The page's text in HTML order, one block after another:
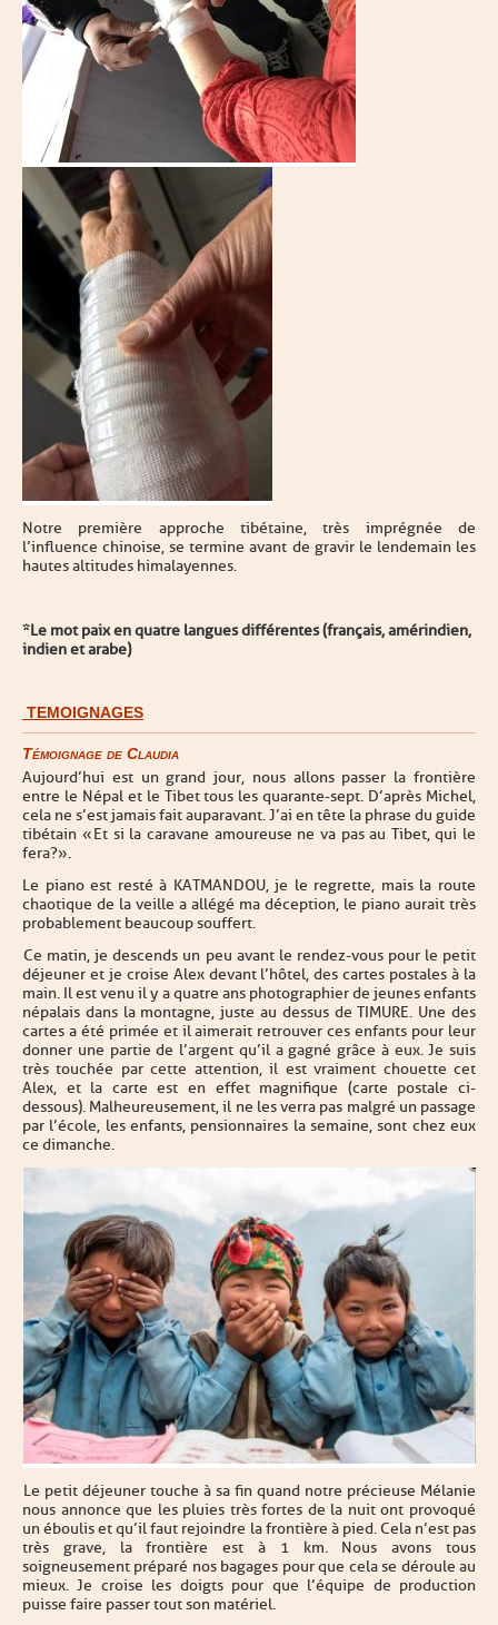
Notre première approche tibétaine, très imprégnée de
l’influence chinoise, se termine avant de gravir le lendemain les
hautes altitudes himalayennes.
*Le mot paix en quatre langues différentes (français, amérindien,
indien et arabe)
TEMOIGNAGES
Témoignage de Claudia
Aujourd’hui est un grand jour, nous allons passer la frontière
entre le Népal et le Tibet tous les quarante-sept. D’après Michel,
cela ne s’est jamais fait auparavant. J’ai en tête la phrase du guide
tibétain « Et si la caravane amoureuse ne va pas au Tibet, qui le
fera ? ».
Le piano est resté à KATMANDOU, je le regrette, mais la route
chaotique de la veille a allégé ma déception, le piano aurait très
probablement beaucoup souffert.
Ce matin, je descends un peu avant le rendez-vous pour le petit
déjeuner et je croise Alex devant l’hôtel, des cartes postales à la
main. Il est venu il y a quatre ans photographier de jeunes enfants
népalais dans la montagne, juste au dessus de TIMURE. Une des
cartes a été primée et il aimerait retrouver ces enfants pour leur
donner une partie de l’argent qu’il a gagné grâce à eux. Je suis
très touchée par cette attention, il est vraiment chouette cet
Alex, et la carte est en effet magnifique (carte postale ci-
dessous). Malheureusement, il ne les verra pas malgré un passage
par l’école, les enfants, pensionnaires la semaine, sont chez eux
ce dimanche.
Le petit déjeuner touche à sa fin quand notre précieuse Mélanie
nous annonce que les pluies très fortes de la nuit ont provoqué
un éboulis et qu’il faut rejoindre la frontière à pied. Cela n’est pas
très grave, la frontière est à 1 km. Nous avons tous
soigneusement préparé nos bagages pour que cela se déroule au
mieux. Je croise les doigts pour que l’équipe de production
puisse faire passer tout son matériel.